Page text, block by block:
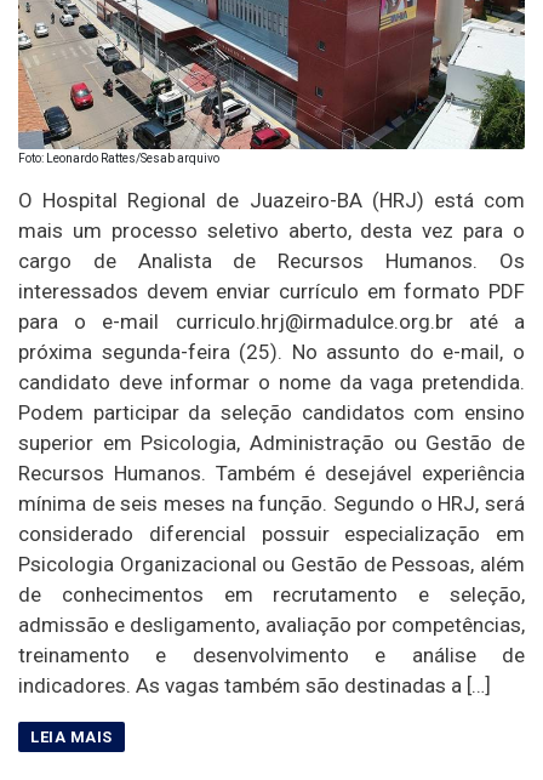
Foto: Leonardo Rattes/Sesab arquivo
O Hospital Regional de Juazeiro-BA (HRJ) está com
mais um processo seletivo aberto, desta vez para o
cargo de Analista de Recursos Humanos. Os
interessados devem enviar currículo em formato PDF
para o e-mail curriculo.hrj@irmadulce.org.br até a
próxima segunda-feira (25). No assunto do e-mail, o
candidato deve informar o nome da vaga pretendida.
Podem participar da seleção candidatos com ensino
superior em Psicologia, Administração ou Gestão de
Recursos Humanos. Também é desejável experiência
mínima de seis meses na função. Segundo o HRJ, será
considerado diferencial possuir especialização em
Psicologia Organizacional ou Gestão de Pessoas, além
de conhecimentos em recrutamento e seleção,
admissão e desligamento, avaliação por competências,
treinamento e desenvolvimento e análise de
indicadores. As vagas também são destinadas a […]